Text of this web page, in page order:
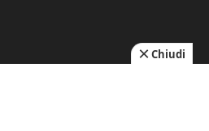
Chiudi